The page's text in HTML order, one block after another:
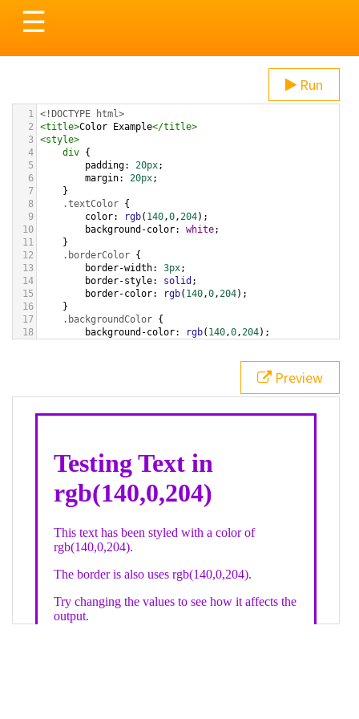
Toggle
navigation
☰
Run
1 <!DOCTYPE html>
2
<title>Color Example</title>
3 <style>
4
div {
5
padding: 20px;
6
margin: 20px;
7
}
8
.textColor {
9
color: rgb( 140,0,204);
10
background-color: white;
11
}
12
.borderColor {
13
border-width: 3px;
14
border-style: solid ;
15
border-color: rgb( 140,0,204);
16
}
17
.backgroundColor {
18
background-color: rgb( 140,0,204);
bottom ,
white, rgb(140,0,204));
div class="textColor borderColor"
< h1>Testing Text in rgb(140,0,204)
Preview